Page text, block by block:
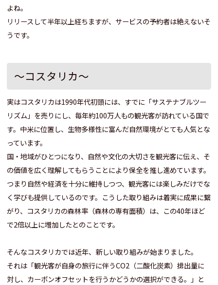
よね。
リリースして半年以上経ちますが、サービスの予約者は絶えないそ
うです。
～コスタリカ～
実はコスタリカは1990年代初頭には、すでに「サステナブルツー
リズム」を売りにし、毎年約100万人もの観光客が訪れている国で
す。中米に位置し、生物多様性に富んだ自然環境がとても人気とな
っています。
国・地域がひとつになり、自然や文化の大切さを観光客に伝え、そ
の価値を広く理解してもらうことにより保全を推し進めています。
つまり自然や経済を十分に維持しつつ、観光客には楽しみだけでな
く学びも提供しているのです。 こうした取り組みは着実に成果に繋
がり、コスタリカの森林率（森林の専有面積）は、この40年ほど
で2倍以上に増加したとのことです。
そんなコスタリカでは近年、新しい取り組みが始まりました。
それは「観光客が自身の旅行に伴うCO2（二酸化炭素）排出量に
対し、カーボンオフセットを行うかどうかの選択ができる。」と